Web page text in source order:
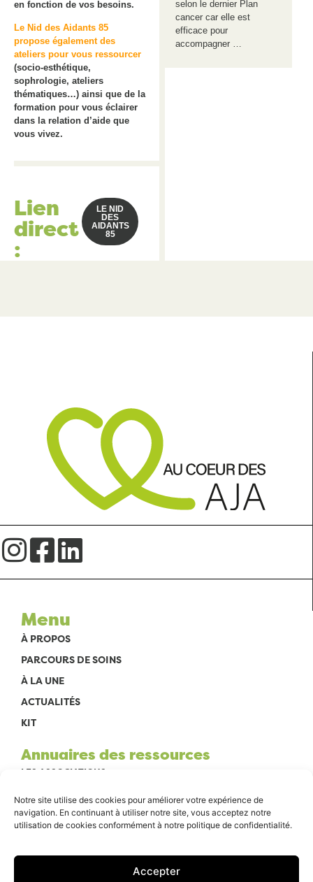
Notre site utilise des cookies pour améliorer votre expérience de
navigation. En continuant à utiliser notre site, vous acceptez notre
utilisation de cookies conformément à notre politique de confidentialité.
Accepter
en fonction de vos besoins.
Le Nid des Aidants 85
propose également des
ateliers pour vous ressourcer
(socio-esthétique,
sophrologie, ateliers
thématiques…) ainsi que de la
formation pour vous éclairer
dans la relation d’aide que
vous vivez.
Lien
direct
:
LE NID
DES
AIDANTS
85
selon le dernier Plan
cancer car elle est
efficace pour
accompagner …
Menu
À PROPOS
PARCOURS DE SOINS
À LA UNE
ACTUALITÉS
KIT
Annuaires des ressources
LES ASSOCIATIONS
À L’HÔPITAL